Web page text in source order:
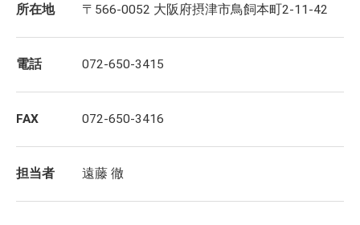
所在地 〒566-0052 大阪府摂津市鳥飼本町2-11-42
電話 072-650-3415
FAX 072-650-3416
担当者 遠藤 徹